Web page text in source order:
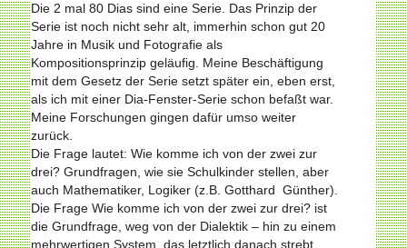
Die 2 mal 80 Dias sind eine Serie. Das Prinzip der
Serie ist noch nicht sehr alt, immerhin schon gut 20
Jahre in Musik und Fotografie als
Kompositionsprinzip geläufig. Meine Beschäftigung
mit dem Gesetz der Serie setzt später ein, eben erst,
als ich mit einer Dia-Fenster-Serie schon befaßt war.
Meine Forschungen gingen dafür umso weiter
zurück.
Die Frage lautet: Wie komme ich von der zwei zur
drei? Grundfragen, wie sie Schulkinder stellen, aber
auch Mathematiker, Logiker (z.B. Gotthard Günther).
Die Frage Wie komme ich von der zwei zur drei? ist
die Grundfrage, weg von der Dialektik – hin zu einem
mehrwertigen System, das letztlich danach strebt,